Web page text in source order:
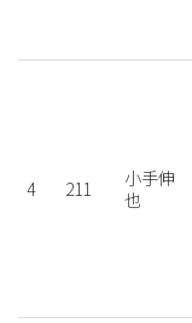
4 211
小手伸
也